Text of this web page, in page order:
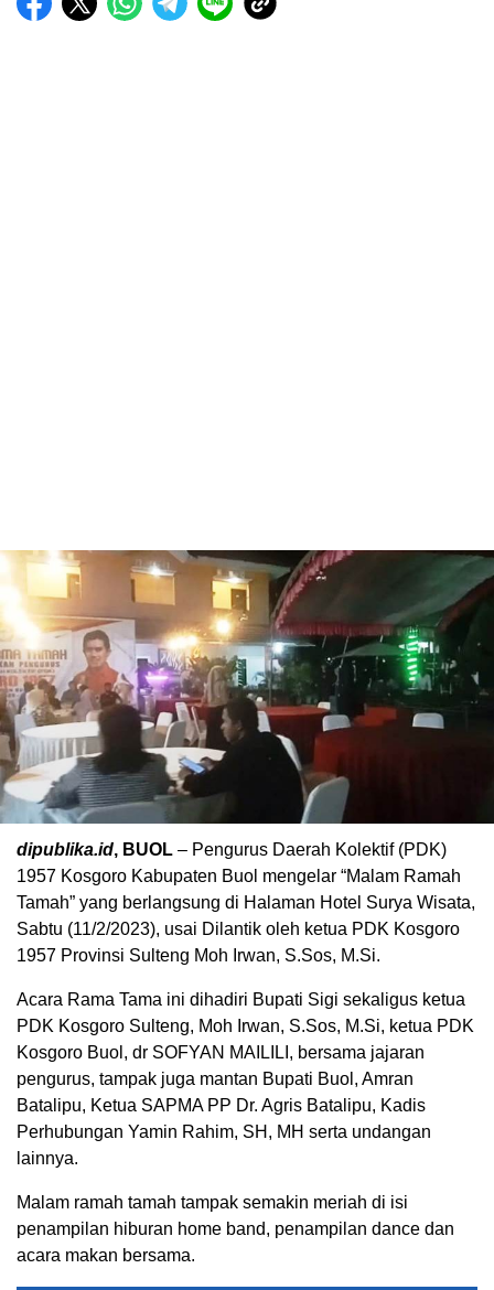
dipublika.id, BUOL – Pengurus Daerah Kolektif (PDK)
1957 Kosgoro Kabupaten Buol mengelar “Malam Ramah
Tamah” yang berlangsung di Halaman Hotel Surya Wisata,
Sabtu (11/2/2023), usai Dilantik oleh ketua PDK Kosgoro
1957 Provinsi Sulteng Moh Irwan, S.Sos, M.Si.
Acara Rama Tama ini dihadiri Bupati Sigi sekaligus ketua
PDK Kosgoro Sulteng, Moh Irwan, S.Sos, M.Si, ketua PDK
Kosgoro Buol, dr SOFYAN MAILILI, bersama jajaran
pengurus, tampak juga mantan Bupati Buol, Amran
Batalipu, Ketua SAPMA PP Dr. Agris Batalipu, Kadis
Perhubungan Yamin Rahim, SH, MH serta undangan
lainnya.
Malam ramah tamah tampak semakin meriah di isi
penampilan hiburan home band, penampilan dance dan
acara makan bersama.